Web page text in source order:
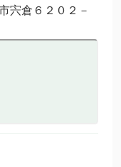
宍倉６２０２－